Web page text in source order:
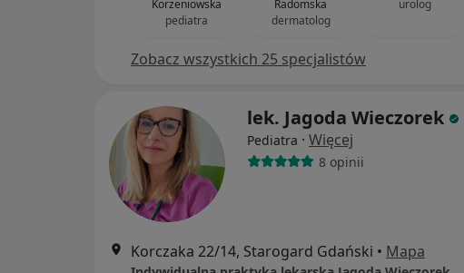
Korzeniowska
pediatra
Radomska
dermatolog
urolog
Zobacz wszystkich 25 specjalistów
lek. Jagoda Wieczorek
Pediatra · Więcej
8 opinii
Korczaka 22/14, Starogard Gdański • Mapa